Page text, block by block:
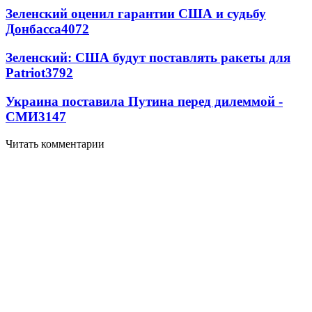
Зеленский оценил гарантии США и судьбу
Донбасса4072
Зеленский: США будут поставлять ракеты для
Patriot3792
Украина поставила Путина перед дилеммой -
СМИ3147
Читать комментарии